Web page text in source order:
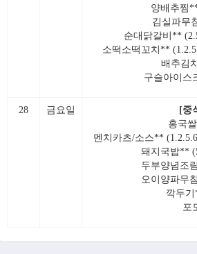
양배추찜
김실파무
순대닭갈비**
소떡소떡꼬치**
배추김
구슬아이스
28 금요일
[중
홍국
멘치카츠/소스**
돼지국밥**
두부양념조
오이양파무
깍두
포